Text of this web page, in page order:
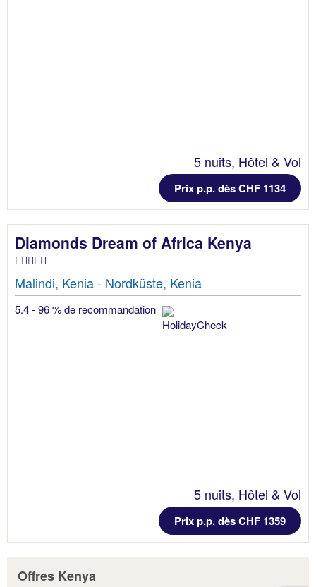
5 nuits, Hôtel & Vol
Prix p.p. dès CHF 1134
Diamonds Dream of Africa Kenya
Malindi, Kenia - Nordküste, Kenia
5.4 - 96 % de recommandation
5 nuits, Hôtel & Vol
Prix p.p. dès CHF 1359
Offres Kenya